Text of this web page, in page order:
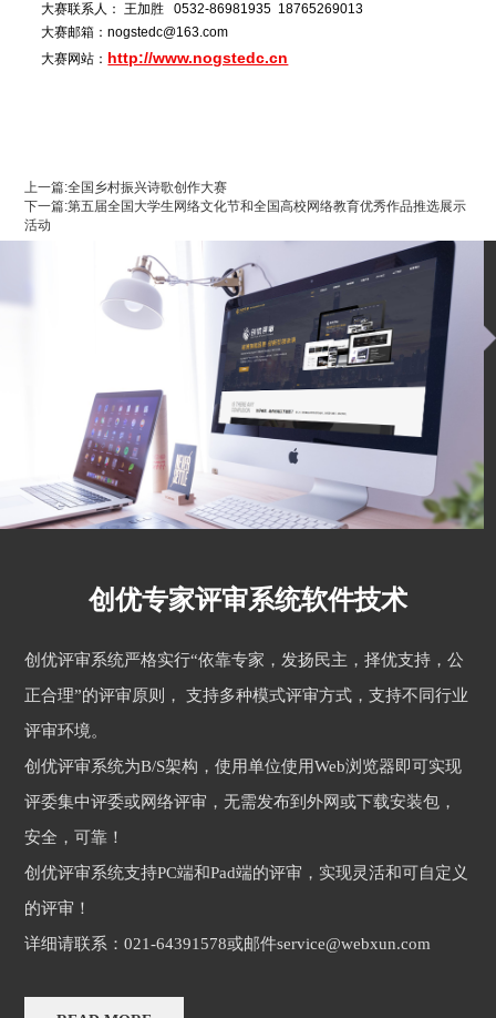
大赛联系人： 王加胜 0532-86981935 18765269013
大赛邮箱：nogstedc@163.com
大赛网站： http://www.nogstedc.cn
上一篇:全国乡村振兴诗歌创作大赛
下一篇:第五届全国大学生网络文化节和全国高校网络教育优秀作品推选展示
活动
创优专家评审系统软件技术
创优评审系统严格实行“依靠专家，发扬民主，择优支持，公
正合理”的评审原则， 支持多种模式评审方式，支持不同行业
评审环境。
创优评审系统为B/S架构，使用单位使用Web浏览器即可实现
评委集中评委或网络评审，无需发布到外网或下载安装包，
安全，可靠！
创优评审系统支持PC端和Pad端的评审，实现灵活和可自定义
的评审！
详细请联系：021-64391578或邮件service@webxun.com